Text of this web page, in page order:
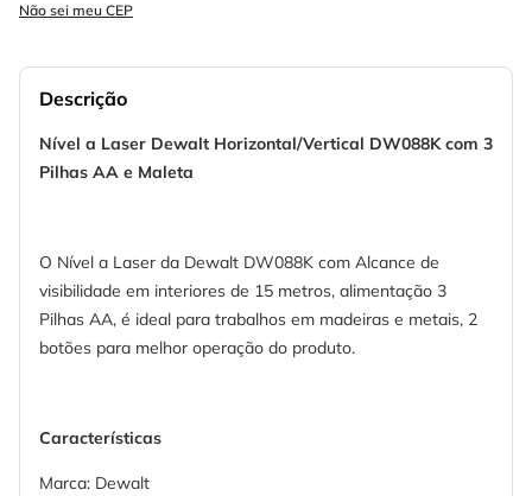
Não sei meu CEP
Descrição
Nível a Laser Dewalt Horizontal/Vertical DW088K com 3
Pilhas AA e Maleta
O Nível a Laser da Dewalt DW088K com Alcance de
visibilidade em interiores de 15 metros, alimentação 3
Pilhas AA, é ideal para trabalhos em madeiras e metais, 2
botões para melhor operação do produto.
Características
Marca: Dewalt